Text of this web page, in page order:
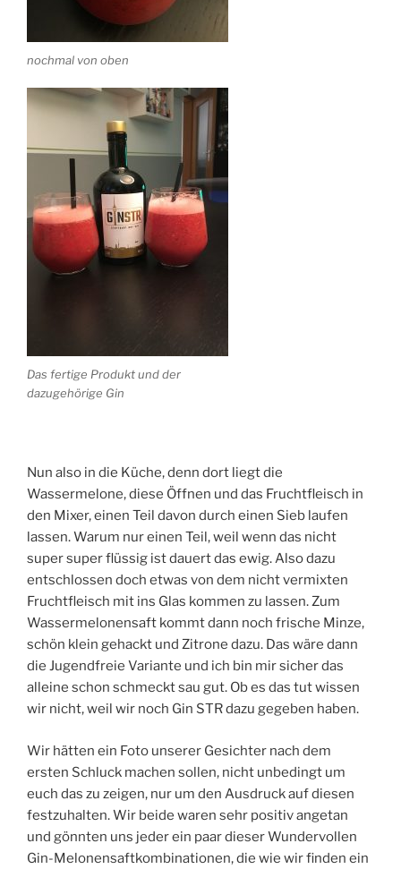
nochmal von oben
Das fertige Produkt und der
dazugehörige Gin
Nun also in die Küche, denn dort liegt die
Wassermelone, diese Öffnen und das Fruchtfleisch in
den Mixer, einen Teil davon durch einen Sieb laufen
lassen. Warum nur einen Teil, weil wenn das nicht
super super flüssig ist dauert das ewig. Also dazu
entschlossen doch etwas von dem nicht vermixten
Fruchtfleisch mit ins Glas kommen zu lassen. Zum
Wassermelonensaft kommt dann noch frische Minze,
schön klein gehackt und Zitrone dazu. Das wäre dann
die Jugendfreie Variante und ich bin mir sicher das
alleine schon schmeckt sau gut. Ob es das tut wissen
wir nicht, weil wir noch Gin STR dazu gegeben haben.
Wir hätten ein Foto unserer Gesichter nach dem
ersten Schluck machen sollen, nicht unbedingt um
euch das zu zeigen, nur um den Ausdruck auf diesen
festzuhalten. Wir beide waren sehr positiv angetan
und gönnten uns jeder ein paar dieser Wundervollen
Gin-Melonensaftkombinationen, die wie wir finden ein